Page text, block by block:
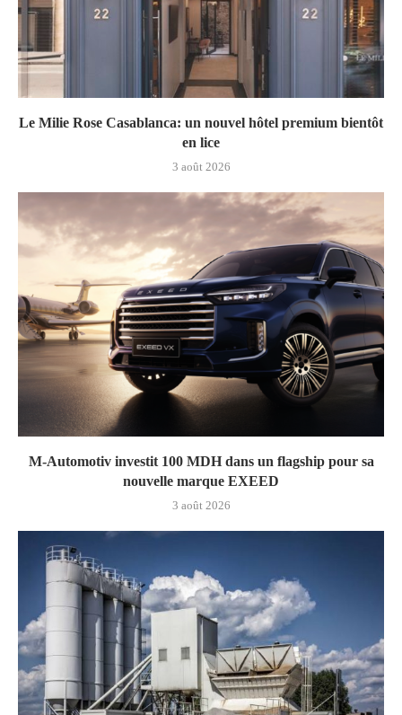
Le Milie Rose Casablanca: un nouvel hôtel premium bientôt
en lice
3 août 2026
M-Automotiv investit 100 MDH dans un flagship pour sa
nouvelle marque EXEED
3 août 2026